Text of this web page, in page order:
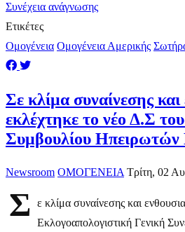
Συνέχεια ανάγνωσης
Ετικέτες
Ομογένεια Ομογένεια Αμερικής
Σε κλίμα συναίνεσης
εκλέχτηκε το νέο Δ.Σ
Συμβουλίου Ηπειρωτών
Newsroom ΟΜΟΓΕΝΕΙΑ Τρίτη, 02
Σ
ε κλίμα συναίνεσης και
Εκλογοαπολογιστική Γενική